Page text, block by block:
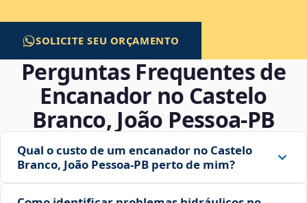
SOLICITE SEU ORÇAMENTO
Perguntas Frequentes de
Encanador no Castelo
Branco, João Pessoa‑PB
Qual o custo de um encanador no Castelo
Branco, João Pessoa‑PB perto de mim?